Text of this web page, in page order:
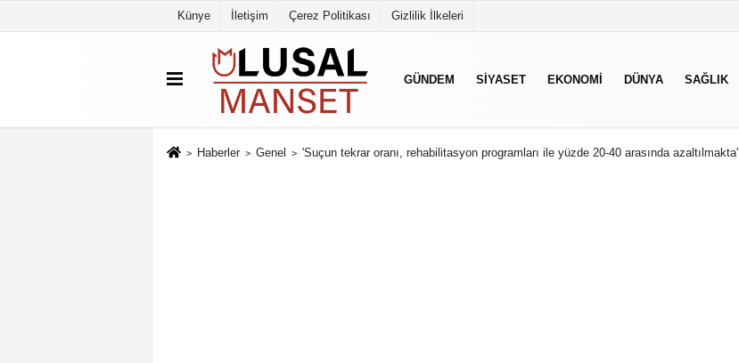
Künye İletişim Çerez Politikası Gizlilik İlkeleri
GÜNDEM SIYASET EKONOMI DÜNYA SAĞLIK
Haberler Genel 'Suçun tekrar oranı, rehabilitasyon programları ile yüzde 20-40 arasında azaltılmakta'